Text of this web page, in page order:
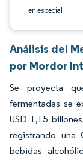
en especial
Análisis del
por Mordor
Se proyecta
fermentadas se
USD 1,15
registrando una
bebidas